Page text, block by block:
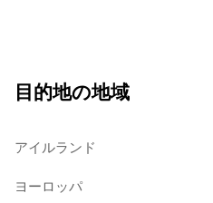
目的地の地域
アイルランド
ヨーロッパ